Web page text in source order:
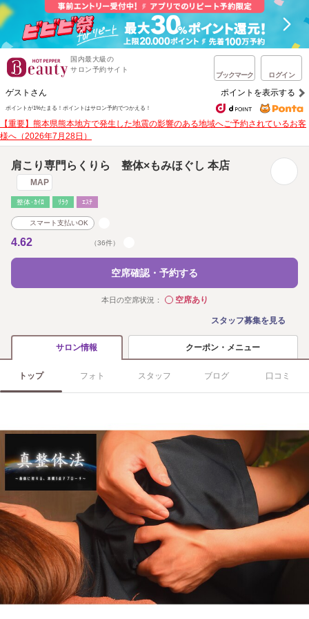
国内最大級の
サロン予約サイト
ブックマーク ログイン
ゲストさん ポイントを表示する
ポイントが1%たまる！ ポイントはサロン予約でつかえる！
【重要】熊本県熊本地方で発生した地震の影響のある地域へご予約されているお客
様へ（2026年7月28日）
肩こり専門らくりら 整体×もみほぐし 本店
MAP
整体･ｶｲﾛ ﾘﾗｸ ｴｽﾃ
スマート支払いOK
4.62 （36件）
空席確認・予約する
本日の空席状況： ◯空席あり
スタッフ募集を見る
サロン情報 クーポン・メニュー
トップ フォト スタッフ ブログ 口コミ